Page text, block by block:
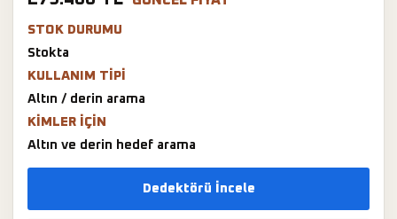
STOK DURUMU
Stokta
KULLANIM TIPI
Altın / derin arama
KIMLER IÇIN
Altın ve derin hedef arama
Dedektörü İncele